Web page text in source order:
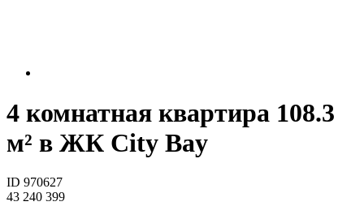
4 комнатная квартира 108.3
м² в ЖК City Bay
ID 970627
43 240 399